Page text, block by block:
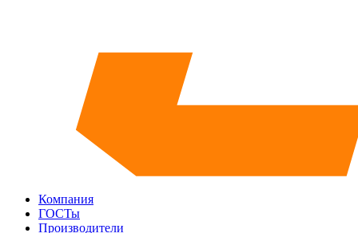
Компания
ГОСТы
Производители